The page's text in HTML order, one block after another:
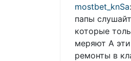
mostbet_knSa
папы
которые
меряют А
ремонты в